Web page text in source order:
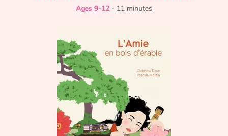
Tales and classics in french
Fable, myth, literature and poetry
Ages 9-12 - 11 minutes